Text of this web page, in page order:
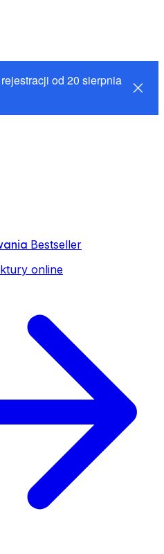
od 20 sierpnia
Bestseller
online